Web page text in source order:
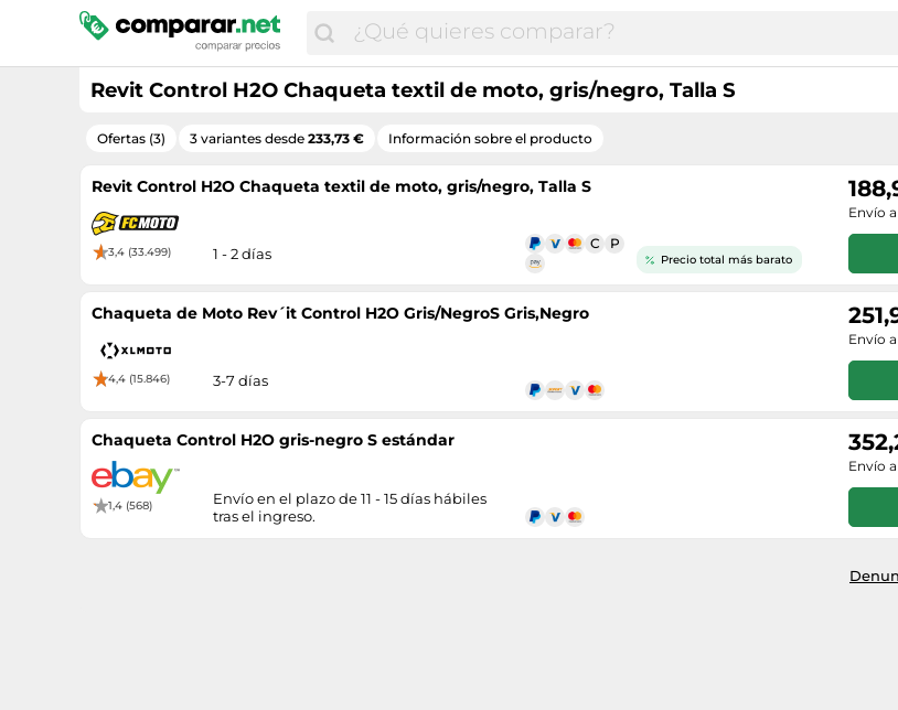
Revit Control H2O Chaqueta textil de moto, gris/negro, Talla S
Ofertas (3) 3 variantes desde 233,73 € Información sobre el producto
Revit Control H2O Chaqueta textil de moto, gris/negro, Talla S
3,4 (33.499)
Precio total más barato
1 - 2 días
Envío
Chaqueta de Moto Rev´it Control H2O Gris/NegroS Gris,Negro
4,4 (15.846) 3-7 días
Envío
Chaqueta Control H2O gris-negro S estándar
1,4 (568)
Envío en el plazo de 11 - 15 días hábiles
tras el ingreso.
Envío